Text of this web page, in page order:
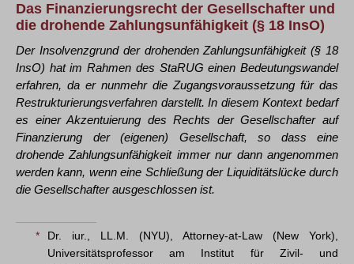
Das Finanzierungsrecht der Gesellschafter und
die drohende Zahlungsunfähigkeit (§ 18 InsO)
Der Insolvenzgrund der drohenden Zahlungsunfähigkeit (§ 18
InsO) hat im Rahmen des StaRUG einen Bedeutungswandel
erfahren, da er nunmehr die Zugangsvoraussetzung für das
Restrukturierungsverfahren darstellt. In diesem Kontext bedarf
es einer Akzentuierung des Rechts der Gesellschafter auf
Finanzierung der (eigenen) Gesellschaft, so dass eine
drohende Zahlungsunfähigkeit immer nur dann angenommen
werden kann, wenn eine Schließung der Liquiditätslücke durch
die Gesellschafter ausgeschlossen ist.
*
Dr. iur., LL.M. (NYU), Attorney-at-Law (New York),
Universitätsprofessor am Institut für Zivil- und